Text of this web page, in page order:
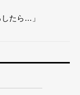
たら…」